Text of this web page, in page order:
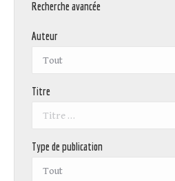
Recherche avancée
Auteur
Titre
Type de publication